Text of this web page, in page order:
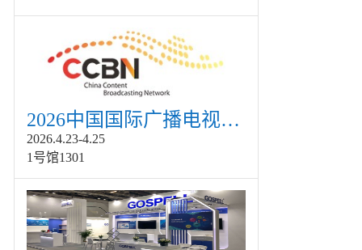
2026中国国际广播电视信息网络展览会展
2026.4.23-4.25
1号馆1301